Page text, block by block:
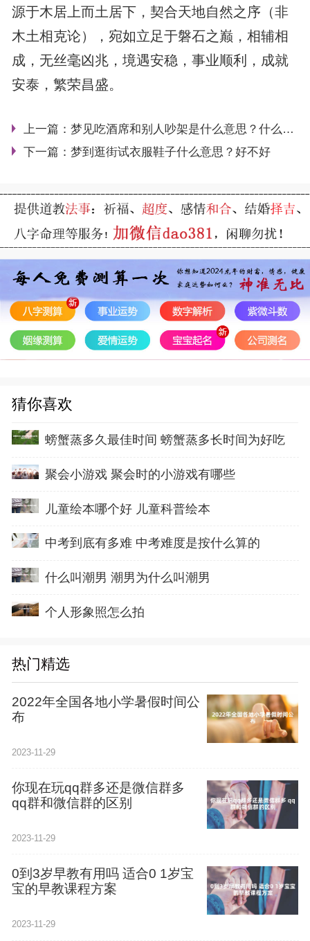
源于木居上而土居下，契合天地自然之序（非
木土相克论），宛如立足于磐石之巅，相辅相
成，无丝毫凶兆，境遇安稳，事业顺利，成就
安泰，繁荣昌盛。
上一篇： 梦见吃酒席和别人吵架是什么意思？什么征兆
下一篇： 梦到逛街试衣服鞋子什么意思？好不好
猜你喜欢
螃蟹蒸多久最佳时间 螃蟹蒸多长时间为好吃
聚会小游戏 聚会时的小游戏有哪些
儿童绘本哪个好 儿童科普绘本
中考到底有多难 中考难度是按什么算的
什么叫潮男 潮男为什么叫潮男
个人形象照怎么拍
热门精选
2022年全国各地小学暑假时间公
布
2023-11-29
你现在玩qq群多还是微信群多
qq群和微信群的区别
2023-11-29
0到3岁早教有用吗 适合0 1岁宝
宝的早教课程方案
2023-11-29